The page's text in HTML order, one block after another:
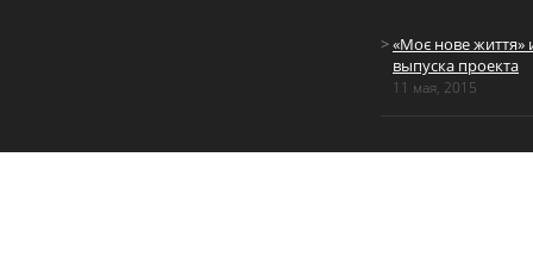
«Моє нове життя»
выпуска проекта
11 мая, 2015